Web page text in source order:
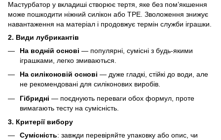
Мастурбатор у вкладиші створює тертя, яке без пом’якшення
може пошкодити ніжний силікон або TPE. Зволоження знижує
навантаження на матеріал і продовжує термін служби іграшки.
2. Види лубрикантів
На водній основі — популярні, сумісні з будь-якими
іграшками, легко змиваються.
На силіконовій основі — дуже гладкі, стійкі до води, але
не рекомендовані для силіконових виробів.
Гібридні — поєднують переваги обох формул, проте
вимагають тесту на сумісність.
3. Критерії вибору
Сумісність: завжди перевіряйте упаковку або опис, чи